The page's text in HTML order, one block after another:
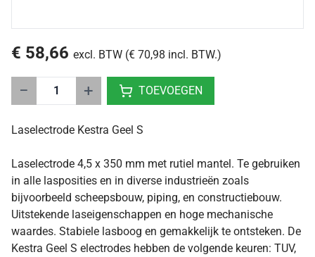
Laselectrode 4,5 x 350 mm met rutiel mantel. Te gebruiken
in alle lasposities en in diverse industrieën zoals
bijvoorbeeld scheepsbouw, piping, en constructiebouw.
Uitstekende laseigenschappen en hoge mechanische
waardes. Stabiele lasboog en gemakkelijk te ontsteken. De
Kestra Geel S electrodes hebben de volgende keuren: TUV,
€ 58,66 excl. BTW (€ 70,98 incl. BTW.)
− + TOEVOEGEN
Laselectrode Kestra Geel S